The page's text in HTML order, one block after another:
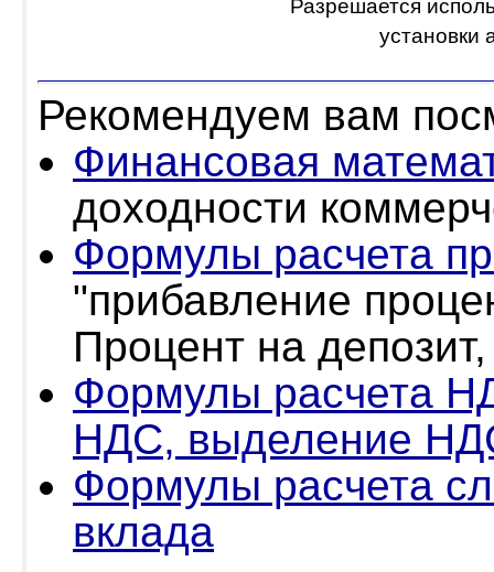
Разрешается
установки
Рекомендуем вам
Финансовая
доходности
Формулы расчета
"прибавление
Процент на
Формулы расчета
НДС, выделение
Формулы расчета
вклада